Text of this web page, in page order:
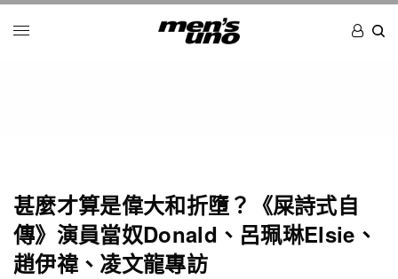
甚麼才算是偉大和折墮？《屎詩式自
傳》演員當奴Donald、呂珮琳Elsie、
趙伊禕、凌文龍專訪